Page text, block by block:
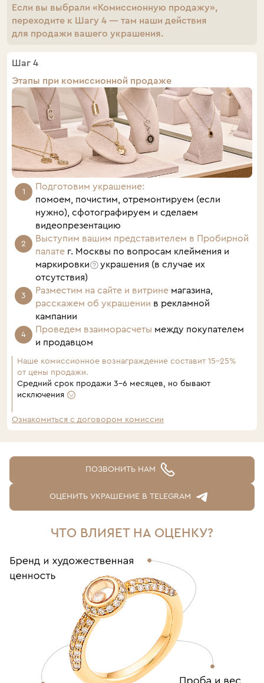
Если вы выбрали «Комиссионную продажу»,
переходите к Шагу 4 — там наши действия
для продажи вашего украшения.
Шаг 4
Этапы при комиссионной продаже
Подготовим украшение:
помоем, почистим, отремонтируем (если
нужно), сфотографируем и сделаем
видеопрезентацию
Выступим вашим представителем в Пробирной
палате г. Москвы по вопросам клеймения и
маркировки
украшения (в случае их
отсутствия)
Разместим на сайте и витрине магазина,
расскажем об украшении в рекламной
кампании
Проведем взаиморасчеты между покупателем
и продавцом
Наше комиссионное вознаграждение составит 15–25%
от цены продажи.
Средний срок продажи 3–6 месяцев, но бывают
исключения
Ознакомиться с договором комиссии
ПОЗВОНИТЬ НАМ
ОЦЕНИТЬ УКРАШЕНИЕ В TELEGRAM
ЧТО ВЛИЯЕТ НА ОЦЕНКУ?